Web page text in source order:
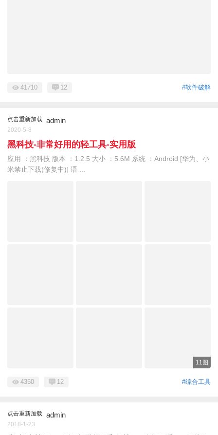
#软件破解
41710 12
点击重新加载 admin
2020-5-8
黑科技-非常好用的轻工具-实用版
应用 ：黑科技 版本 ：1.2.5 大小 ：5.6M 系统 ：Android [华为、小
米禁止下载(修复中)] 语 ...
11图
#综合工具
4350 12
点击重新加载 admin
2018-1-23